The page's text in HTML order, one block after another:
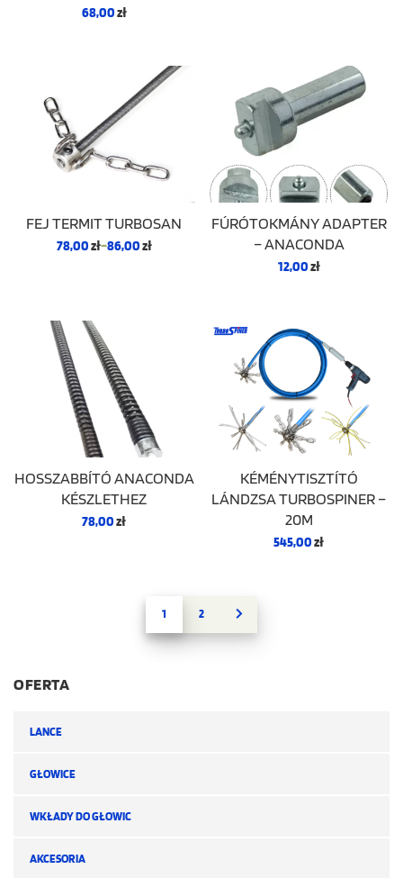
68,00zł
FEJ TERMIT TURBOSAN
78,00zł–86,00zł
FÚRÓTOKMÁNY ADAPTER
– ANACONDA
12,00zł
HOSSZABBÍTÓ ANACONDA
KÉSZLETHEZ
78,00zł
KÉMÉNYTISZTÍTÓ
LÁNDZSA TURBOSPINER –
20M
545,00zł
1 2 →
OFERTA
LANCE
GŁOWICE
WKŁADY DO GŁOWIC
AKCESORIA